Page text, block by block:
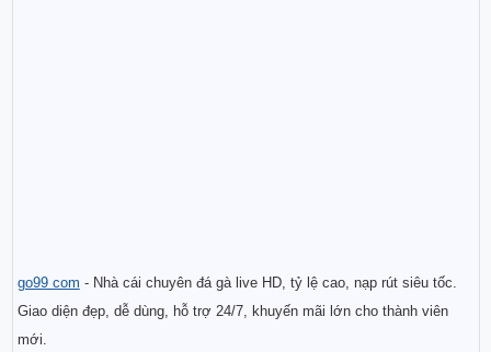
go99 com - Nhà cái chuyên đá gà live HD, tỷ lệ cao, nạp rút siêu tốc.
Giao diện đẹp, dễ dùng, hỗ trợ 24/7, khuyến mãi lớn cho thành viên
mới.